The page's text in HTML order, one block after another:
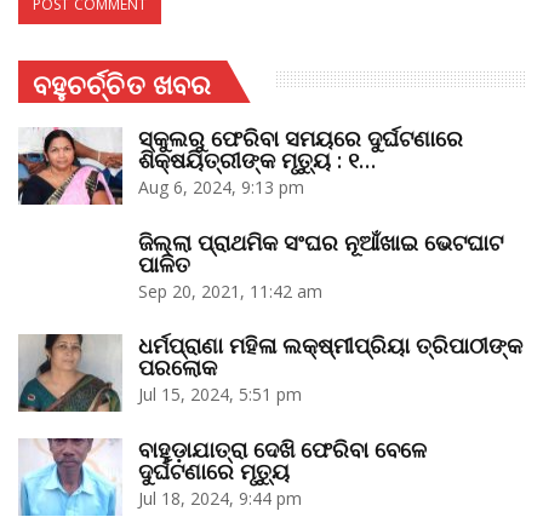
ବହୁଚର୍ଚ୍ଚିତ ଖବର
ସ୍କୁଲରୁ ଫେରିବା ସମୟରେ ଦୁର୍ଘଟଣାରେ
ଶିକ୍ଷୟିତ୍ରୀଙ୍କ ମୃତ୍ୟୁ : ୧…
Aug 6, 2024, 9:13 pm
ଜିଲ୍ଲା ପ୍ରାଥମିକ ସଂଘର ନୂଆଁଖାଇ ଭେଟଘାଟ
ପାଳିତ
Sep 20, 2021, 11:42 am
ଧର୍ମପ୍ରାଣା ମହିଳା ଲକ୍ଷ୍ମୀପ୍ରିୟା ତ୍ରିପାଠୀଙ୍କ
ପରଲୋକ
Jul 15, 2024, 5:51 pm
ବାହୁଡ଼ାଯାତ୍ରା ଦେଖି ଫେରିବା ବେଳେ
ଦୁର୍ଘଟଣାରେ ମୃତ୍ୟୁ
Jul 18, 2024, 9:44 pm